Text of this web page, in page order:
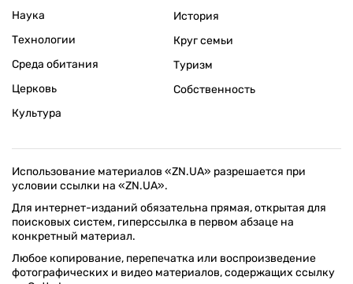
Наука
Технологии
Среда обитания
Церковь
Культура
История
Круг семьи
Туризм
Собственность
Использование материалов «ZN.UA» разрешается при
условии ссылки на «ZN.UA».
Для интернет-изданий обязательна прямая, открытая для
поисковых систем, гиперссылка в первом абзаце на
конкретный материал.
Любое копирование, перепечатка или воспроизведение
фотографических и видео материалов, содержащих ссылку